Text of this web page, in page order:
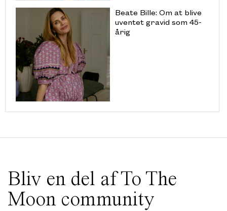
Beate Bille: Om at blive
uventet gravid som 45-
årig
Bliv en del af To The
Moon community